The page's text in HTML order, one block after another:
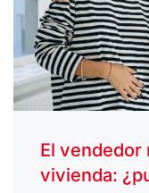
El vendedor
vivienda: